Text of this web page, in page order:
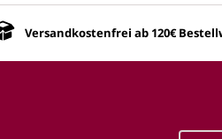
Versandkostenfrei ab 120€